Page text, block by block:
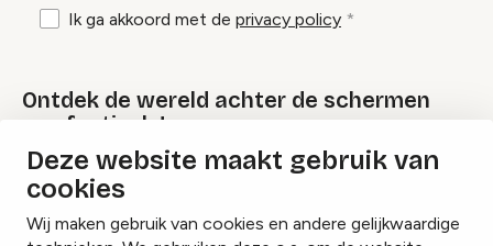
Deze website maakt gebruik van
cookies
Wij maken gebruik van cookies en andere gelijkwaardige
Ik ga akkoord met de privacy policy
Ontdek de wereld achter de schermen
van festivals!
Lees onze Festival Specials